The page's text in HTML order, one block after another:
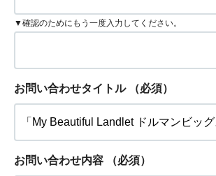
▼確認のためにもう一度入力してください。
お問い合わせタイトル （必須）
お問い合わせ内容 （必須）